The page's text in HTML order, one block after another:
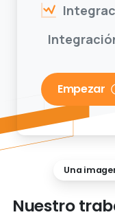
Una
Nuestro